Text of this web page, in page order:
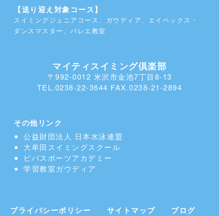
【送り迎え対象コース】
スイミングジュニアコース、ガウディア、エイベックス・
ダンスマスター、バレエ教室
マイティスイミング倶楽部
〒992-0012 米沢市金池7丁目8-13
TEL.0238-22-3644 FAX.0238-21-2894
その他リンク
公益財団法人 日本水泳連盟
大牟田スイミングスクール
ビバスポーツアカデミー
学習教室ガウディア
プライバシーポリシー サイトマップ
ブログ